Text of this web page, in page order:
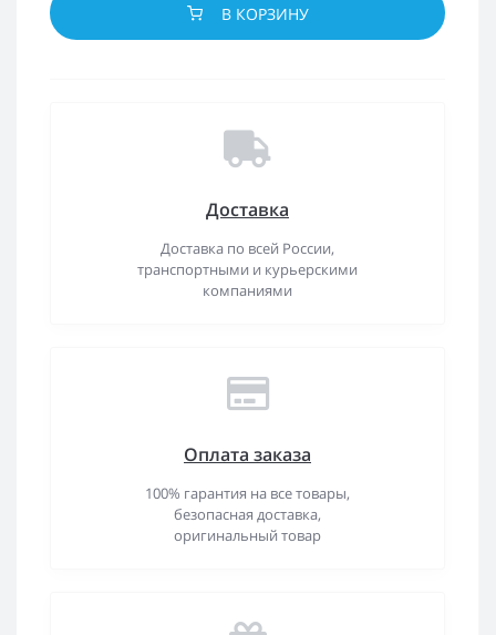
В КОРЗИНУ
Доставка
Доставка по всей России,
транспортными и курьерскими
компаниями
Оплата заказа
100% гарантия на все товары,
безопасная доставка,
оригинальный товар